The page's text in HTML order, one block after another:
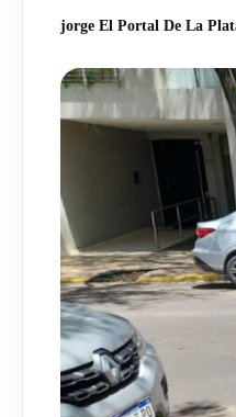
jorge El Portal De La